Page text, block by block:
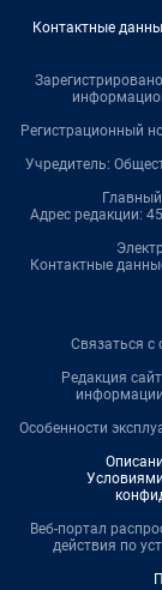
Контактные
Регистрационный
Учредитель:
Адрес редакции:
Контактные
Связаться с
Редакция
Особенности
Веб-портал
действия по